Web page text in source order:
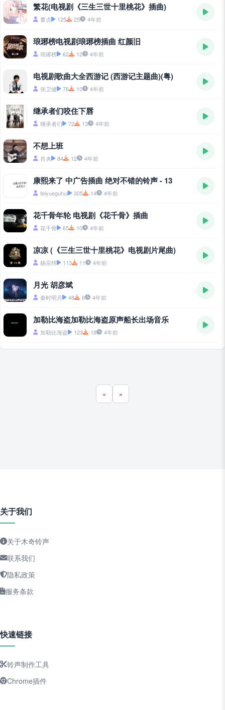
繁花(电视剧《三生三世十里桃花》插曲)
董贞 125 25 4年前
琅琊榜电视剧琅琊榜插曲 红颜旧
琅琊榜 62 12 4年前
电视剧歌曲大全西游记 (西游记主题曲)(粤)
张卫健 76 10 4年前
继承者们咬住下唇
继承者们 72 13 4年前
不想上班
肖央 84 12 4年前
康熙来了 中广告插曲 绝对不错的铃声 - 13
feiyueguhui 305 14 4年前
花千骨年轮 电视剧《花千骨》插曲
花千骨 65 10 4年前
凉凉 (《三生三世十里桃花》电视剧片尾曲)
杨宗纬 113 11 4年前
月光 胡彦斌
秦时明月 48 6 4年前
加勒比海盗加勒比海盗原声船长出场音乐
加勒比海盗 123 18 4年前
« »
关于我们
关于木奇铃声
联系我们
隐私政策
服务条款
快速链接
铃声制作工具
Chrome插件